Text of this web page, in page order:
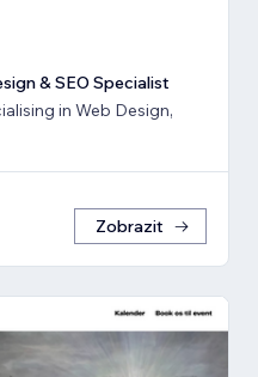
& SEO Specialist
in Web Design,
Zobrazit